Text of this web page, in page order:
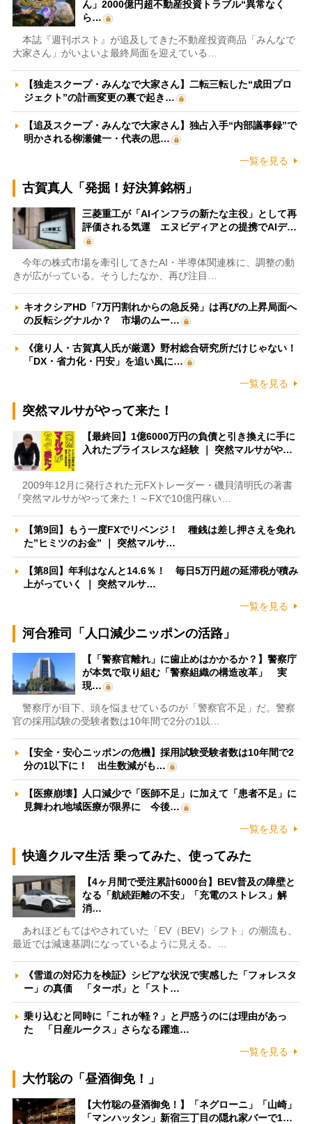
ん」2000億円超不動産投資トラブル“異常なく
ら…
本誌『週刊ポスト』が追及してきた不動産投資商品「みんなで
大家さん」がいよいよ最終局面を迎えている…
【独走スクープ・みんなで大家さん】二転三転した“成田プロ
ジェクト”の計画変更の裏で起き…
【追及スクープ・みんなで大家さん】独占入手“内部議事録”で
明かされる柳瀬健一・代表の思…
一覧を見る
古賀真人「発掘！好決算銘柄」
三菱重工が「AIインフラの新たな主役」として再
評価される気運 エヌビディアとの提携でAIデ…
今年の株式市場を牽引してきたAI・半導体関連株に、調整の動
きが広がっている。そうしたなか、再び注目…
キオクシアHD「7万円割れからの急反発」は再びの上昇局面へ
の反転シグナルか？ 市場のムー…
《億り人・古賀真人氏が厳選》野村総合研究所だけじゃない！
「DX・省力化・円安」を追い風に…
一覧を見る
突然マルサがやって来た！
【最終回】1億6000万円の負債と引き換えに手に
入れたプライスレスな経験 ｜ 突然マルサがや…
2009年12月に発行された元FXトレーダー・磯貝清明氏の著書
『突然マルサがやって来た！～FXで10億円稼い…
【第9回】もう一度FXでリベンジ！ 種銭は差し押さえを免れ
た”ヒミツのお金” ｜ 突然マルサ…
【第8回】年利はなんと14.6％！ 毎日5万円超の延滞税が積み
上がっていく ｜ 突然マルサ…
一覧を見る
河合雅司「人口減少ニッポンの活路」
【「警察官離れ」に歯止めはかかるか？】警察庁
が本気で取り組む「警察組織の構造改革」 実
現…
警察庁が目下、頭を悩ませているのが「警察官不足」だ。警察
官の採用試験の受験者数は10年間で2分の1以…
【安全・安心ニッポンの危機】採用試験受験者数は10年間で2
分の1以下に！ 出生数減がも…
【医療崩壊】人口減少で「医師不足」に加えて「患者不足」に
見舞われ地域医療が限界に 今後…
一覧を見る
快適クルマ生活 乗ってみた、使ってみた
【4ヶ月間で受注累計6000台】BEV普及の障壁と
なる「航続距離の不安」「充電のストレス」解
消…
あれほどもてはやされていた「EV（BEV）シフト」の潮流も、
最近では減速基調になっているように見える。…
《雪道の対応力を検証》シビアな状況で実感した「フォレスタ
ー」の真価 「ターボ」と「スト…
乗り込むと同時に「これが軽？」と戸惑うのには理由があっ
た 「日産ルークス」さらなる躍進…
一覧を見る
大竹聡の「昼酒御免！」
【大竹聡の昼酒御免！】「ネグローニ」「山崎」
「マンハッタン」新宿三丁目の隠れ家バーで1…